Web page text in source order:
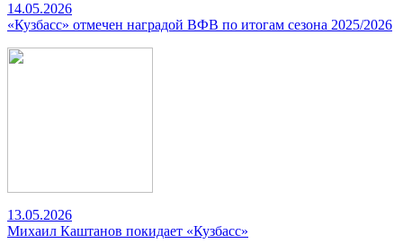
14.05.2026
«Кузбасс» отмечен наградой ВФВ по итогам сезона 2025/2026
13.05.2026
Михаил Каштанов покидает «Кузбасс»